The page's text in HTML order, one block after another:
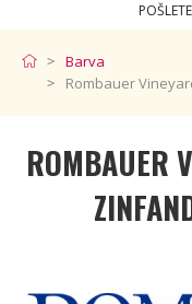
Barva
Rombauer
ROMBAUER